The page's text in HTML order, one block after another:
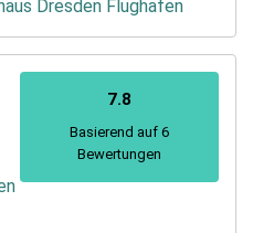
Dresden Flughafen
7.8
Basierend auf 6
Bewertungen